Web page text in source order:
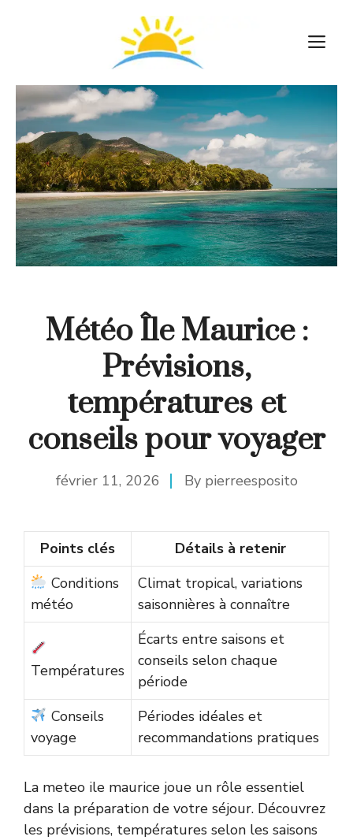
Météo Île Maurice :
Prévisions,
températures et
conseils pour voyager
février 11, 2026 By pierreesposito
Points clés
Détails à retenir
Conditions
météo
Climat tropical, variations
saisonnières à connaître
Températures
Écarts entre saisons et
conseils selon chaque
période
Conseils
voyage
Périodes idéales et
recommandations pratiques
La meteo ile maurice joue un rôle essentiel
dans la préparation de votre séjour. Découvrez
les prévisions, températures selon les saisons